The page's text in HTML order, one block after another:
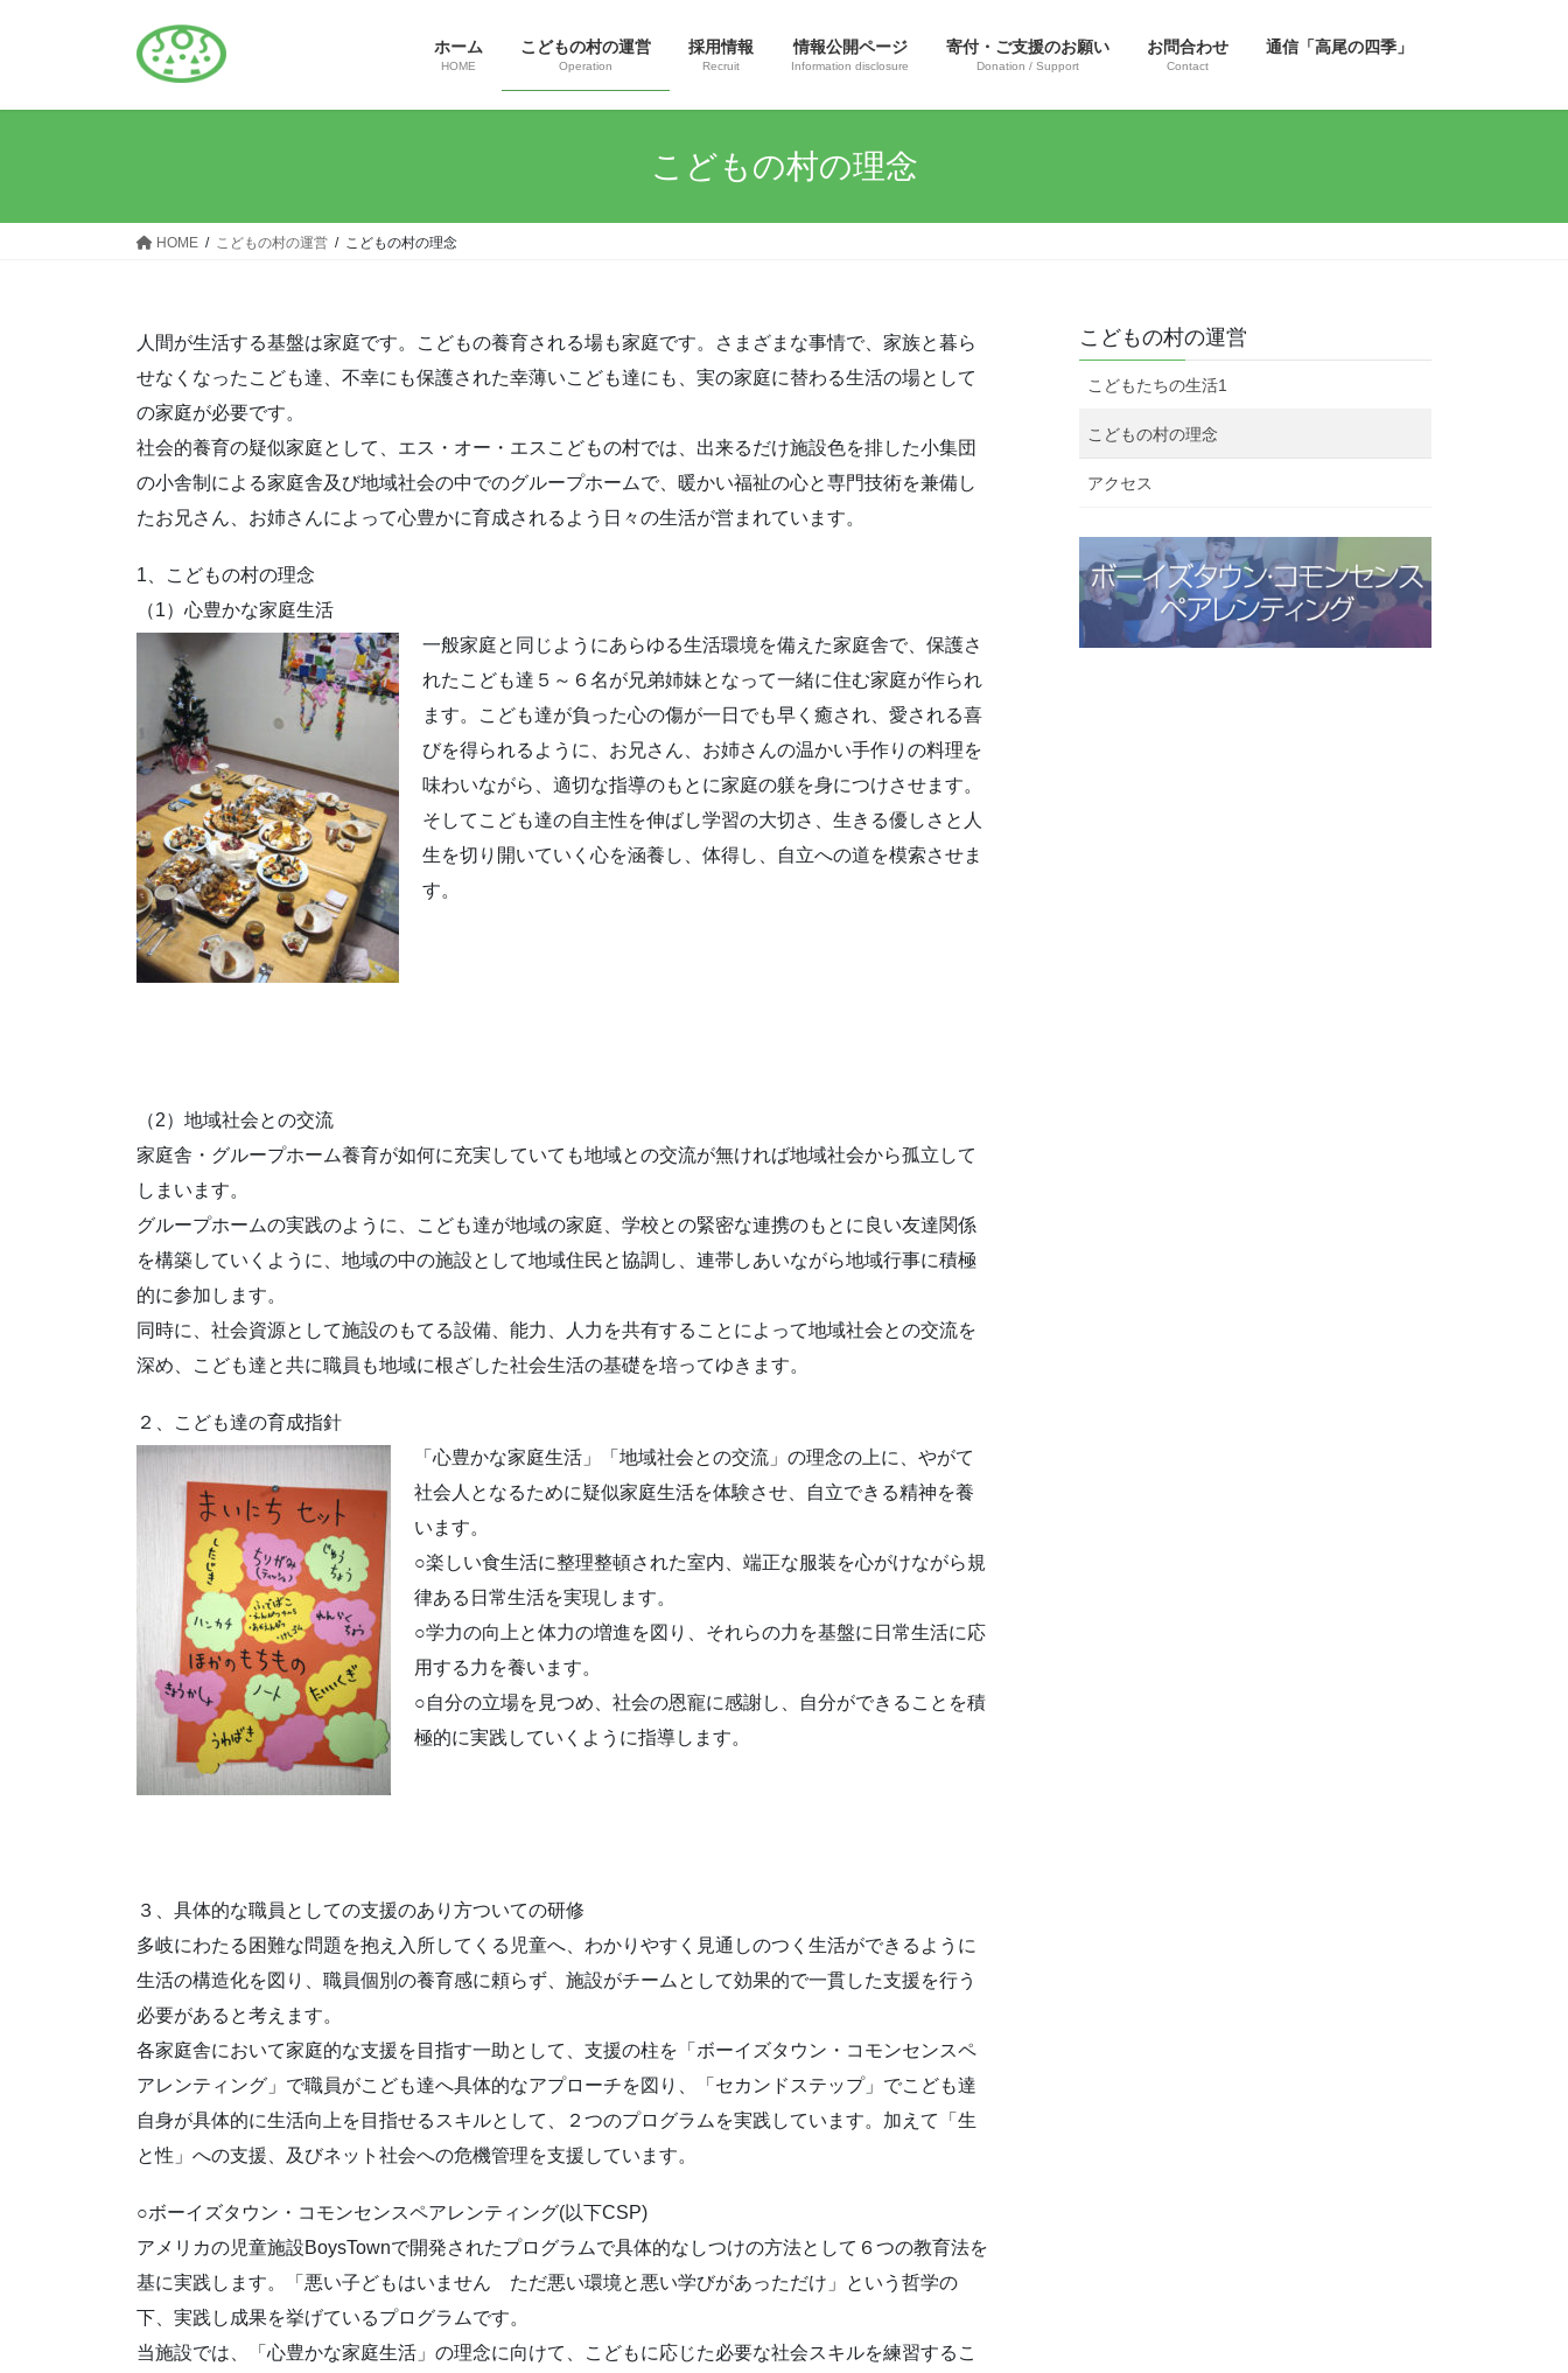
ホーム
HOME
こどもの村の運営
Operation
採用情報
Recruit
情報公開ページ
Information disclosure
寄付・ご支援のお願い
Donation / Support
お問合わせ
Contact
通信「高尾の四季」
こどもの村の理念
HOME こどもの村の運営 こどもの村の理念
人間が生活する基盤は家庭です。こどもの養育される場も家庭です。さまざまな事情で、家族と暮ら
せなくなったこども達、不幸にも保護された幸薄いこども達にも、実の家庭に替わる生活の場として
の家庭が必要です。
社会的養育の疑似家庭として、エス・オー・エスこどもの村では、出来るだけ施設色を排した小集団
の小舎制による家庭舎及び地域社会の中でのグループホームで、暖かい福祉の心と専門技術を兼備し
たお兄さん、お姉さんによって心豊かに育成されるよう日々の生活が営まれています。
1、こどもの村の理念
（1）心豊かな家庭生活
一般家庭と同じようにあらゆる生活環境を備えた家庭舎で、保護さ
れたこども達５～６名が兄弟姉妹となって一緒に住む家庭が作られ
ます。こども達が負った心の傷が一日でも早く癒され、愛される喜
びを得られるように、お兄さん、お姉さんの温かい手作りの料理を
味わいながら、適切な指導のもとに家庭の躾を身につけさせます。
そしてこども達の自主性を伸ばし学習の大切さ、生きる優しさと人
生を切り開いていく心を涵養し、体得し、自立への道を模索させま
す。
（2）地域社会との交流
家庭舎・グループホーム養育が如何に充実していても地域との交流が無ければ地域社会から孤立して
しまいます。
グループホームの実践のように、こども達が地域の家庭、学校との緊密な連携のもとに良い友達関係
を構築していくように、地域の中の施設として地域住民と協調し、連帯しあいながら地域行事に積極
的に参加します。
同時に、社会資源として施設のもてる設備、能力、人力を共有することによって地域社会との交流を
深め、こども達と共に職員も地域に根ざした社会生活の基礎を培ってゆきます。
２、こども達の育成指針
「心豊かな家庭生活」「地域社会との交流」の理念の上に、やがて
社会人となるために疑似家庭生活を体験させ、自立できる精神を養
います。
○楽しい食生活に整理整頓された室内、端正な服装を心がけながら規
律ある日常生活を実現します。
○学力の向上と体力の増進を図り、それらの力を基盤に日常生活に応
用する力を養います。
○自分の立場を見つめ、社会の恩寵に感謝し、自分ができることを積
極的に実践していくように指導します。
３、具体的な職員としての支援のあり方ついての研修
多岐にわたる困難な問題を抱え入所してくる児童へ、わかりやすく見通しのつく生活ができるように
生活の構造化を図り、職員個別の養育感に頼らず、施設がチームとして効果的で一貫した支援を行う
必要があると考えます。
各家庭舎において家庭的な支援を目指す一助として、支援の柱を「ボーイズタウン・コモンセンスペ
アレンティング」で職員がこども達へ具体的なアプローチを図り、「セカンドステップ」でこども達
自身が具体的に生活向上を目指せるスキルとして、２つのプログラムを実践しています。加えて「生
と性」への支援、及びネット社会への危機管理を支援しています。
○ボーイズタウン・コモンセンスペアレンティング(以下CSP)
アメリカの児童施設BoysTownで開発されたプログラムで具体的なしつけの方法として６つの教育法を
基に実践します。「悪い子どもはいません ただ悪い環境と悪い学びがあっただけ」という哲学の
下、実践し成果を挙げているプログラムです。
当施設では、「心豊かな家庭生活」の理念に向けて、こどもに応じた必要な社会スキルを練習するこ
こどもの村の運営
こどもたちの生活1
こどもの村の理念
アクセス